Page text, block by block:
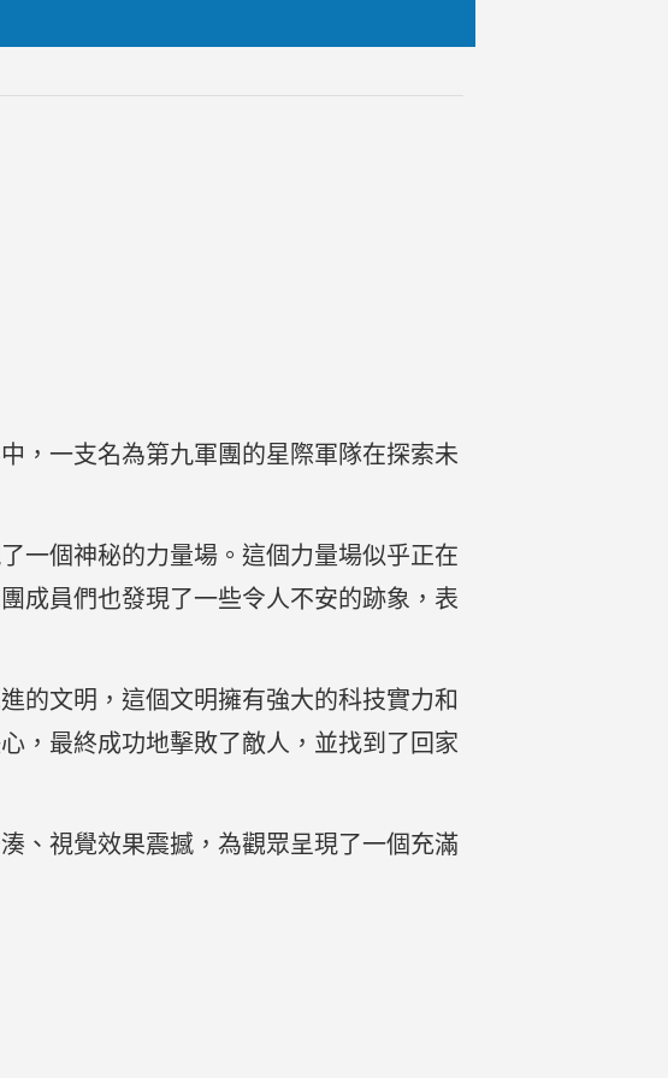
，一支名為第九軍團的星際軍隊在探索未
一個神秘的力量場。這個力量場似乎正在
成員們也發現了一些令人不安的跡象，表
的文明，這個文明擁有強大的科技實力和
，最終成功地擊敗了敵人，並找到了回家
、視覺效果震撼，為觀眾呈現了一個充滿